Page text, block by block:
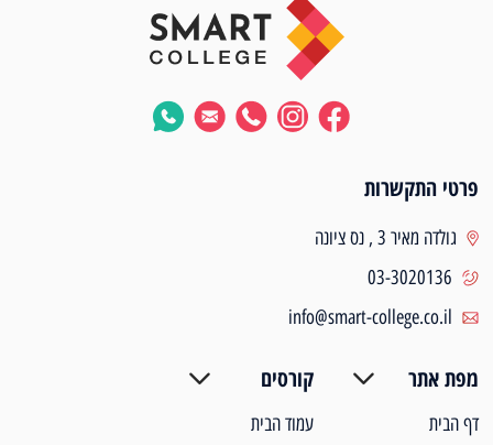
פרטי התקשרות
גולדה מאיר 3 , נס ציונה
03-3020136
info@smart-college.co.il
מפת אתר
דף הבית
קורסים
עמוד הבית